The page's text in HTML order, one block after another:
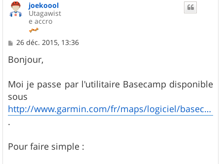
joekoool
Utagawist
e accro
M
s
s
g
e
26 déc. 2015, 13:36
Bonjour,
Moi je passe par l'utilitaire Basecamp disponible
sous
http://www.garmin.com/fr/maps/logiciel/basecamp/
.
Pour faire simple :